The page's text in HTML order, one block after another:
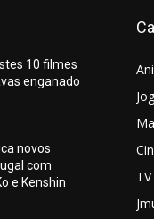
10 filmes
enganado
novos
com
e Kenshin
TV